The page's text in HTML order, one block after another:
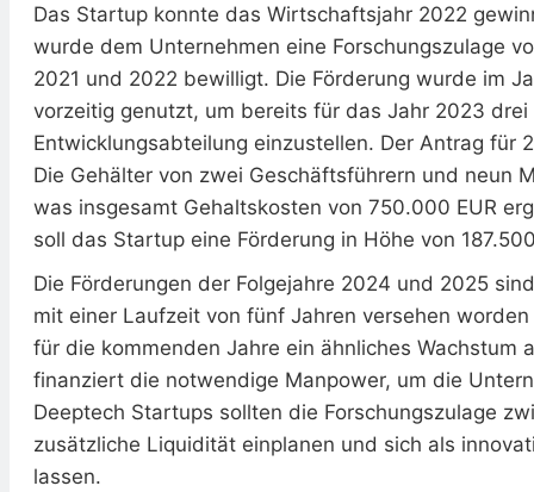
Das Startup konnte das Wirtschaftsjahr 2022
wurde dem Unternehmen eine Forschungszulage
2021 und 2022 bewilligt. Die Förderung wurde im
vorzeitig genutzt, um bereits für das Jahr 2023
Entwicklungsabteilung einzustellen. Der Antrag für
Die Gehälter von zwei Geschäftsführern und neun
was insgesamt Gehaltskosten von 750.000 EUR
soll das Startup eine Förderung in Höhe von
Die Förderungen der Folgejahre 2024 und 2025
mit einer Laufzeit von fünf Jahren versehen
für die kommenden Jahre ein ähnliches Wachstum
finanziert die notwendige Manpower, um die
Deeptech Startups sollten die Forschungszulage
zusätzliche Liquidität einplanen und sich als
lassen.